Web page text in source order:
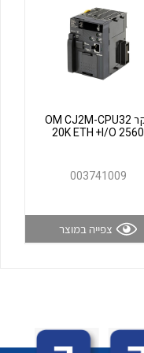
לכל מוצרי היצרן
בקר OM CJ2M-CPU32
20K ETH +I/O 2560
003741009
צפייה במוצר